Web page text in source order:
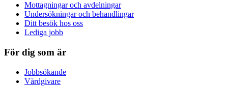
Mottagningar och avdelningar
Undersökningar och behandlingar
Ditt besök hos oss
Lediga jobb
För dig som är
Jobbsökande
Vårdgivare